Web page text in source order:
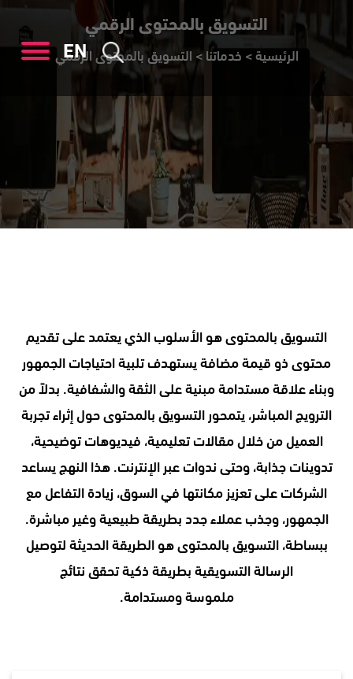
EN
التسويق بالمحتوى​ الرقمي
الرئيسية>خدماتنا> التسويق بالمحتوى​ الرقمي
التسويق بالمحتوى هو الأسلوب الذي يعتمد على تقديم
محتوى ذو قيمة مضافة يستهدف تلبية احتياجات الجمهور
وبناء علاقة مستدامة مبنية على الثقة والشفافية. بدلاً من
الترويج المباشر، يتمحور التسويق بالمحتوى حول إثراء تجربة
العميل من خلال مقالات تعليمية، فيديوهات توضيحية،
تدوينات جذابة، وحتى ندوات عبر الإنترنت. هذا النهج يساعد
الشركات على تعزيز مكانتها في السوق، زيادة التفاعل مع
الجمهور، وجذب عملاء جدد بطريقة طبيعية وغير مباشرة.
ببساطة، التسويق بالمحتوى هو الطريقة الحديثة لتوصيل
الرسالة التسويقية بطريقة ذكية تحقق نتائج
ملموسة ومستدامة.